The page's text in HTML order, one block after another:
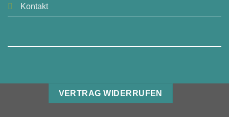
Kontakt
VERTRAG WIDERRUFEN